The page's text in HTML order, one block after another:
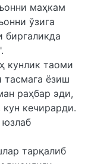
маҳкам
ўзига
биргаликда
кунлик таоми
тасмага ёзиш
раҳбар эди,
кечирарди.
тарқалиб